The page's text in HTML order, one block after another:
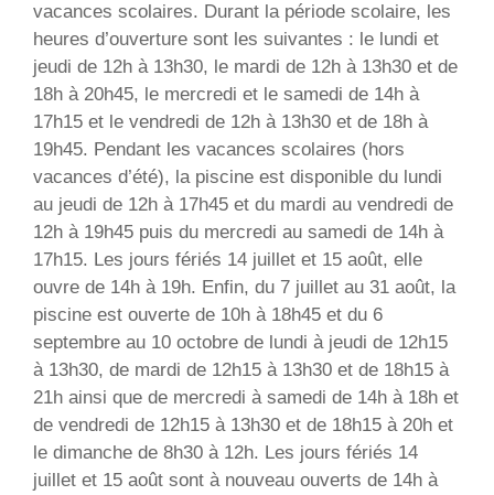
vacances scolaires. Durant la période scolaire, les
heures d’ouverture sont les suivantes : le lundi et
jeudi de 12h à 13h30, le mardi de 12h à 13h30 et de
18h à 20h45, le mercredi et le samedi de 14h à
17h15 et le vendredi de 12h à 13h30 et de 18h à
19h45. Pendant les vacances scolaires (hors
vacances d’été), la piscine est disponible du lundi
au jeudi de 12h à 17h45 et du mardi au vendredi de
12h à 19h45 puis du mercredi au samedi de 14h à
17h15. Les jours fériés 14 juillet et 15 août, elle
ouvre de 14h à 19h. Enfin, du 7 juillet au 31 août, la
piscine est ouverte de 10h à 18h45 et du 6
septembre au 10 octobre de lundi à jeudi de 12h15
à 13h30, de mardi de 12h15 à 13h30 et de 18h15 à
21h ainsi que de mercredi à samedi de 14h à 18h et
de vendredi de 12h15 à 13h30 et de 18h15 à 20h et
le dimanche de 8h30 à 12h. Les jours fériés 14
juillet et 15 août sont à nouveau ouverts de 14h à